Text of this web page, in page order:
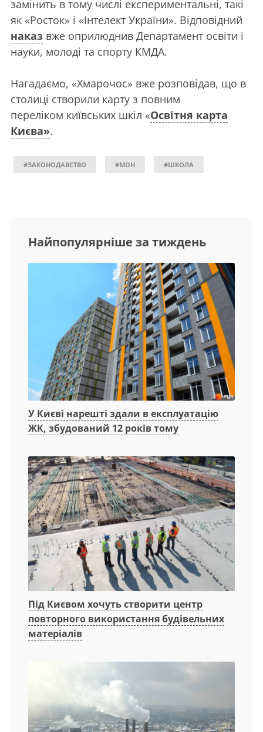
замінить в тому числі експериментальні, такі
як «Росток» і «Інтелект України». Відповідний
наказ вже оприлюднив Департамент освіти і
науки, молоді та спорту КМДА.
Нагадаємо, «Хмарочос» вже розповідав, що в
столиці створили карту з повним
переліком київських шкіл «Освітня карта
Києва».
#ЗАКОНОДАВСТВО #МОН #ШКОЛА
Найпопулярніше за тиждень
У Києві нарешті здали в експлуатацію
ЖК, збудований 12 років тому
Під Києвом хочуть створити центр
повторного використання будівельних
матеріалів